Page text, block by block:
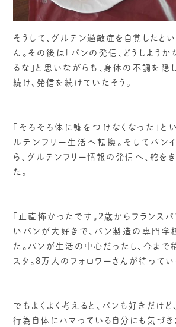
そうして、グルテン過敏症を自覚したと
ん。その後は「パンの発信、どうしようか
るな」と思いながらも、身体の不調を隠
続け、発信を続けていたそう。
「そろそろ体に嘘をつけなくなった」と
ルテンフリー生活へ転換。そしてパン
ら、グルテンフリー情報の発信へ、舵を
た。
「正直怖かったです。2歳からフランス
いパンが大好きで、パン製造の専門学
た。パンが生活の中心だったし、今まで
スタ。8万人のフォロワーさんが待って
でもよくよく考えると、パンも好きだけ
行為自体にハマっている自分にも気づき